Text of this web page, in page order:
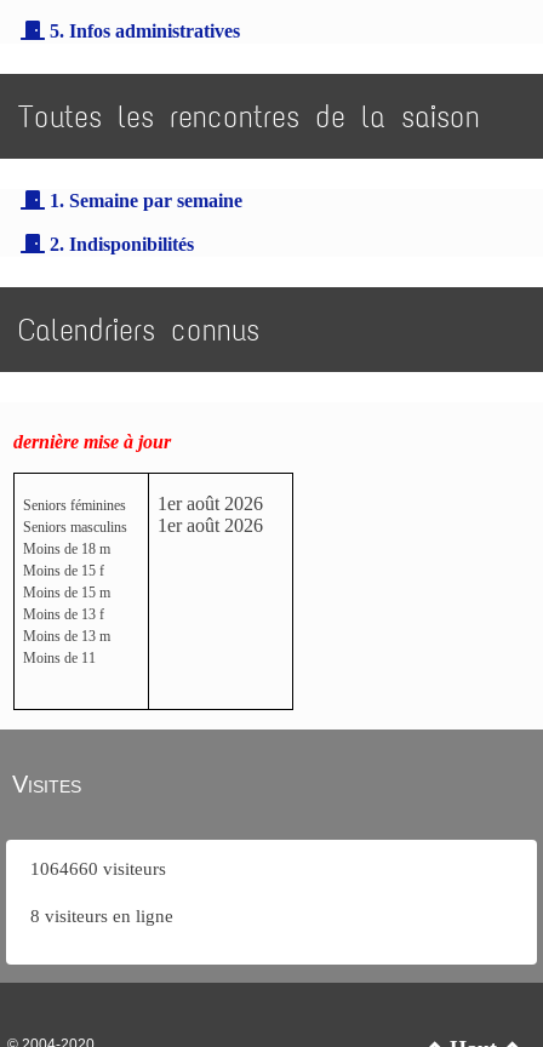
5. Infos administratives
Toutes les rencontres de la saison
1. Semaine par semaine
2. Indisponibilités
Calendriers connus
dernière mise à jour
Seniors féminines
Seniors masculins
Moins de 18 m
Moins de 15 f
Moins de 15 m
Moins de 13 f
Moins de 13 m
Moins de 11
1er août 2026
1er août 2026
Visites
1064660 visiteurs
8 visiteurs en ligne